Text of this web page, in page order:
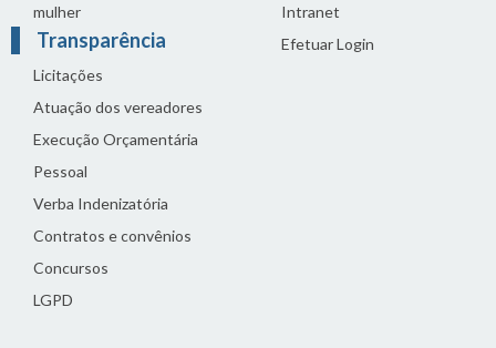
mulher
Transparência
Licitações
Atuação dos vereadores
Execução Orçamentária
Pessoal
Verba Indenizatória
Contratos e convênios
Concursos
LGPD
Intranet
Efetuar Login